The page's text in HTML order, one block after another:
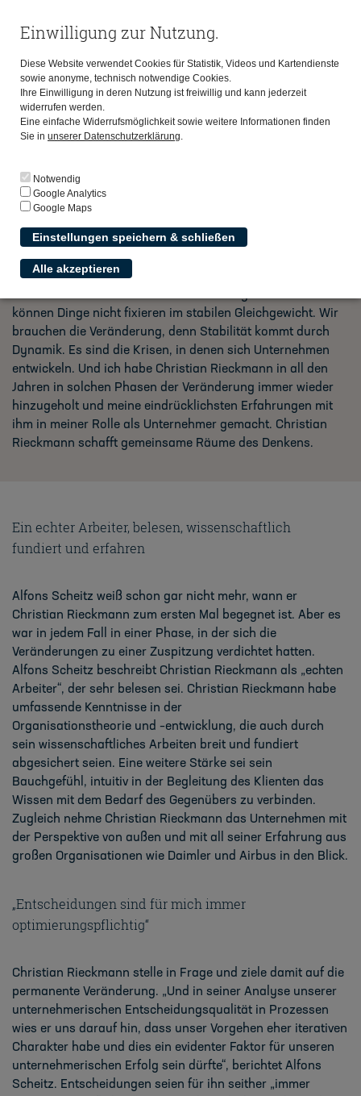
Alfons Scheitz
Menschen mögen keine Veränderung. Wenn etwas gut läuft,
können Dinge nicht fixieren im stabilen Gleichgewicht. Wir
brauchen die Veränderung, denn Stabilität kommt durch
Dynamik. Es sind die Krisen, in denen sich Unternehmen
entwickeln. Und ich habe Christian Rieckmann in all den
Jahren in solchen Phasen der Veränderung immer wieder
hinzugeholt und meine eindrücklichsten Erfahrungen mit
ihm in meiner Rolle als Unternehmer gemacht. Christian
Rieckmann schafft gemeinsame Räume des Denkens.
Ein echter Arbeiter, belesen, wissenschaftlich
fundiert und erfahren
Alfons Scheitz weiß schon gar nicht mehr, wann er
Christian Rieckmann zum ersten Mal
begegnet ist. Aber es
war in jedem Fall
in einer Phase, in der sich die
Veränderungen zu einer Zuspitzung verdichtet hatten.
Alfons Scheitz beschreibt Christian Rieckmann als „echten
Arbeiter“, der sehr belesen sei. Christian Rieckmann habe
umfassende Kenntnisse in der
Organisationstheorie und –entwicklung, die auch durch
sein wissenschaftliches Arbeiten breit und fundiert
abgesichert seien. Eine weitere Stärke sei sein
Bauchgefühl, intuitiv in der Begleitung des Klienten das
Wissen mit dem Bedarf des Gegenübers zu verbinden.
Zugleich nehme Christian Rieckmann das Unternehmen mit
der Perspektive von außen und mit all seiner Erfahrung aus
großen Organisationen wie Daimler und Airbus in den Blick.
„Entscheidungen sind für mich immer
optimierungspflichtig“
Christian Rieckmann stelle in Frage und ziele damit auf die
permanente Veränderung. „Und in seiner Analyse unserer
unternehmerischen Entscheidungsqualität in Prozessen
wies er uns darauf hin, dass unser Vorgehen eher iterativen
Charakter habe und dies ein evidenter Faktor für unseren
unternehmerischen Erfolg sein dürfte“, berichtet Alfons
Scheitz. Entscheidungen seien für ihn seither „immer
Einwilligung zur Nutzung.
Diese Website verwendet Cookies für Statistik, Videos und Kartendienste
sowie anonyme, technisch notwendige Cookies.
Ihre Einwilligung in deren Nutzung ist freiwillig und kann jederzeit
widerrufen werden.
Eine einfache Widerrufsmöglichkeit sowie weitere Informationen finden
Sie in unserer Datenschutzerklärung.
Notwendig
Google Analytics
Google Maps
Einstellungen speichern & schließen
Alle akzeptieren